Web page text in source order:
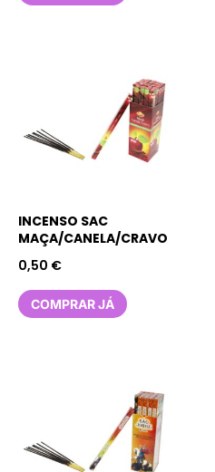
INCENSO SAC
MAÇA/CANELA/CRAVO
0,50 €
COMPRAR JÁ